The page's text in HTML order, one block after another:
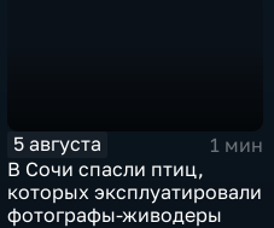
5 августа
1 мин
В Сочи спасли птиц,
которых эксплуатировали
фотографы-живодеры